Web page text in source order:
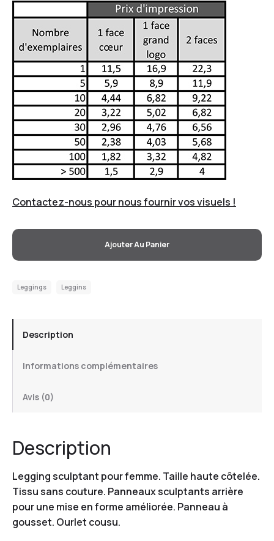
Contactez-nous pour nous fournir vos visuels !
Ajouter Au Panier
Leggings Leggins
Description
Informations complémentaires
Avis (0)
Description
Legging sculptant pour femme. Taille haute côtelée.
Tissu sans couture. Panneaux sculptants arrière
pour une mise en forme améliorée. Panneau à
gousset. Ourlet cousu.